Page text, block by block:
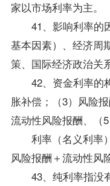
家以市场利率为主。
41、影响利率的
基本因素）、经济周
策、国际经济政治关
42、资金利率的
胀补偿；（3）风险
流动性风险报酬、（
利率（名义利率）
风险报酬＋流动性风
43、纯利率指没